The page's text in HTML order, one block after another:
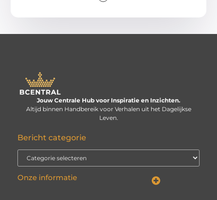
Jouw Centrale Hub voor Inspiratie en Inzichten.
Altijd binnen Handbereik voor Verhalen uit het Dagelijkse
Leven.
Bericht categorie
Onze informatie